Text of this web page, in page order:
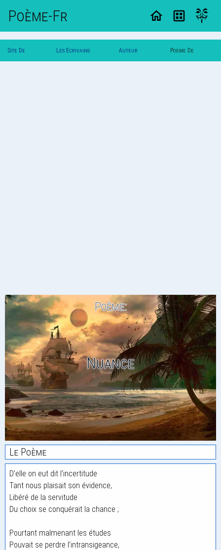
Poème-Fr
Site De Les Ecrivains Auteur Poeme De
Poème:
Nuance
Le Poème
D’elle on eut dit l’incertitude
Tant nous plaisait son évidence,
Libéré de la servitude
Du choix se conquérait la chance ;
Pourtant malmenant les études
Pouvait se perdre l’intransigeance,